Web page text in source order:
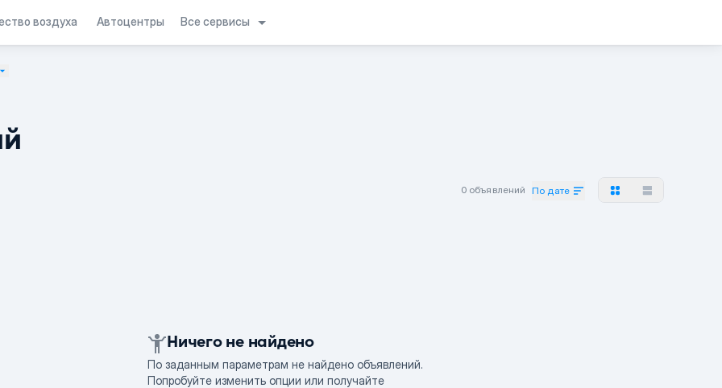
воздуха Автоцентры Все сервисы
0 объявлений По дате
Ничего не найдено
По заданным параметрам не найдено объявлений.
Попробуйте изменить опции или получайте